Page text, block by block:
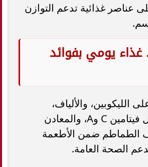
عناصر غذائية تدعم التوازن
يومي بفوائد
الليكوبين، والألياف،
والفيتامينات مثل فيتامين C وA، والمعادن
الطماطم ضمن الأطعمة
الصحة العامة.